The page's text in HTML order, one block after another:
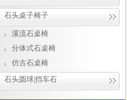
石头桌子椅子
溪流石桌椅
分体式石桌椅
仿古石桌椅
石头圆球|挡车石